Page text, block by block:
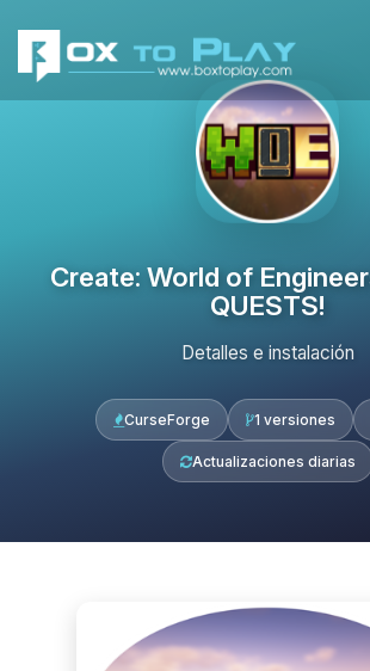
Create: World of
QUESTS!
Detalles e instalación
CurseForge 1 versiones
Actualizaciones diarias